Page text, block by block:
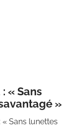
« Sans
»
Sans lunettes